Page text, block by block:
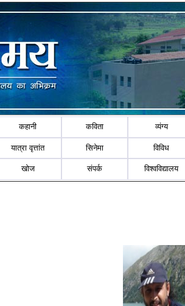
कहानी कविता व्यंग्य
यात्रा वृत्तांत सिनेमा विविध
खोज संपर्क विश्वविद्यालय